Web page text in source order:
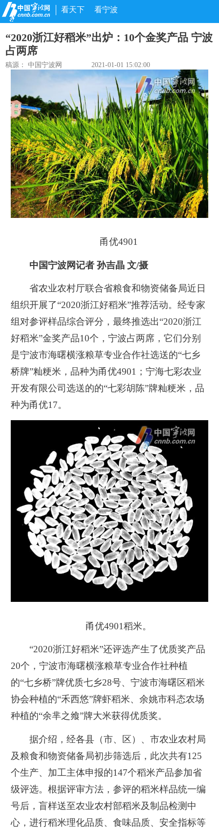
看天下 看宁波
“2020浙江好稻米”出炉：10个金奖产品 宁波
占两席
稿源： 中国宁波网 2021-01-01 15:02:00
甬优4901
中国宁波网记者 孙吉晶 文/摄
省农业农村厅联合省粮食和物资储备局近日
组织开展了“2020浙江好稻米”推荐活动。经专家
组对参评样品综合评分，最终推选出“2020浙江
好稻米”金奖产品10个，宁波占两席，它们分别
是宁波市海曙横涨粮草专业合作社选送的“七乡
桥牌”籼粳米，品种为甬优4901；宁海七彩农业
开发有限公司选送的的“七彩胡陈”牌籼粳米，品
种为甬优17。
甬优4901稻米。
“2020浙江好稻米”还评选产生了优质奖产品
20个，宁波市海曙横涨粮草专业合作社种植
的“七乡桥”牌优质七乡28号、宁波市海曙区稻米
协会种植的“禾西悠”牌虾稻米、余姚市科态农场
种植的“余芈之飨”牌大米获得优质奖。
据介绍，经各县（市、区）、市农业农村局
及粮食和物资储备局初步筛选后，此次共有125
个生产、加工主体申报的147个稻米产品参加省
级评选。根据评审方法，参评的稻米样品统一编
号后，盲样送至农业农村部稻米及制品检测中
心，进行稻米理化品质、食味品质、安全指标等